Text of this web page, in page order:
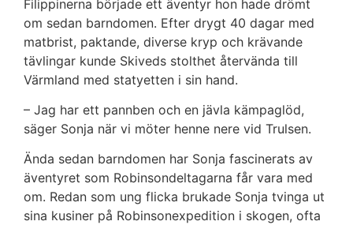
Filippinerna började ett äventyr hon hade drömt
om sedan barndomen. Efter drygt 40 dagar med
matbrist, paktande, diverse kryp och krävande
tävlingar kunde Skiveds stolthet återvända till
Värmland med statyetten i sin hand.
– Jag har ett pannben och en jävla kämpaglöd,
säger Sonja när vi möter henne nere vid Trulsen.
Ända sedan barndomen har Sonja fascinerats av
äventyret som Robinsondeltagarna får vara med
om. Redan som ung flicka brukade Sonja tvinga ut
sina kusiner på Robinsonexpedition i skogen, ofta